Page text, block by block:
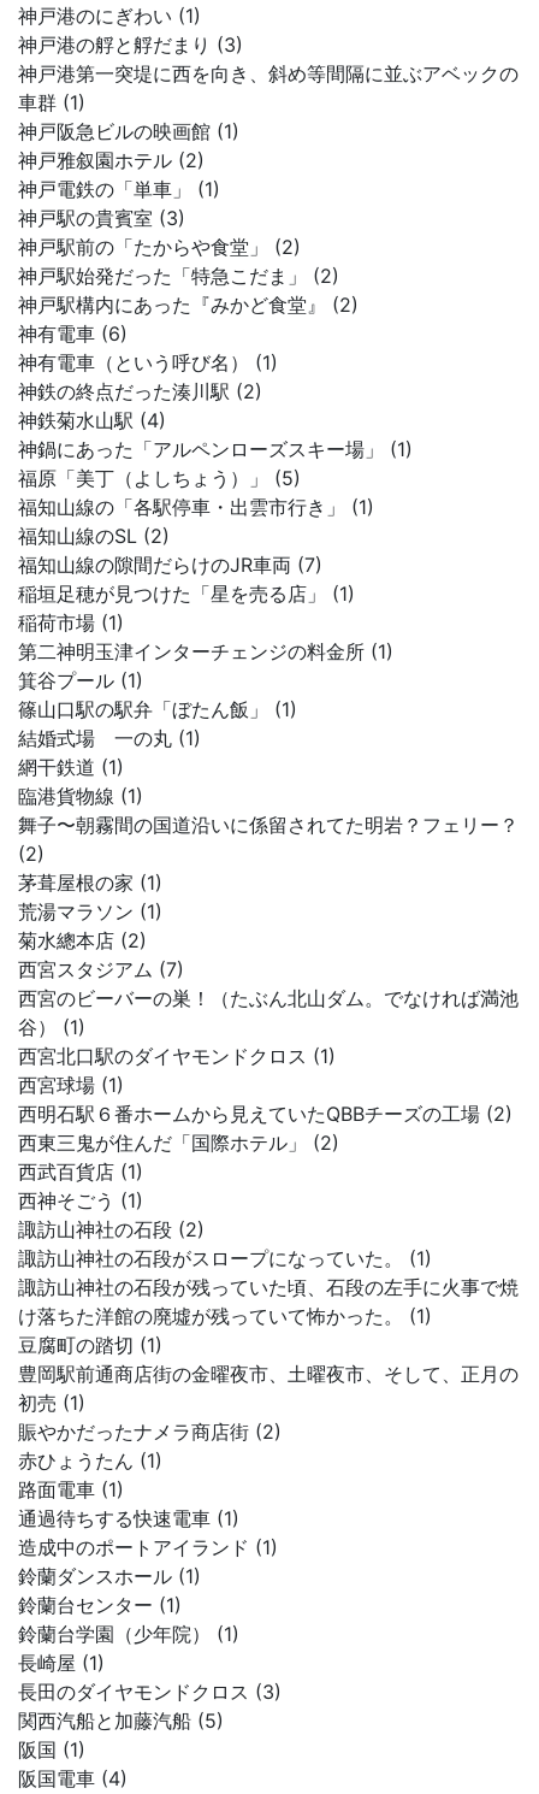
神戸港のにぎわい (1)
神戸港の艀と艀だまり (3)
神戸港第一突堤に西を向き、斜め等間隔に並ぶアベックの
車群 (1)
神戸阪急ビルの映画館 (1)
神戸雅叙園ホテル (2)
神戸電鉄の「単車」 (1)
神戸駅の貴賓室 (3)
神戸駅前の「たからや食堂」 (2)
神戸駅始発だった「特急こだま」 (2)
神戸駅構内にあった『みかど食堂』 (2)
神有電車 (6)
神有電車（という呼び名） (1)
神鉄の終点だった湊川駅 (2)
神鉄菊水山駅 (4)
神鍋にあった「アルペンローズスキー場」 (1)
福原「美丁（よしちょう）」 (5)
福知山線の「各駅停車・出雲市行き」 (1)
福知山線のSL (2)
福知山線の隙間だらけのJR車両 (7)
稲垣足穂が見つけた「星を売る店」 (1)
稲荷市場 (1)
第二神明玉津インターチェンジの料金所 (1)
箕谷プール (1)
篠山口駅の駅弁「ぼたん飯」 (1)
結婚式場 一の丸 (1)
網干鉄道 (1)
臨港貨物線 (1)
舞子〜朝霧間の国道沿いに係留されてた明岩？フェリー？
(2)
茅葺屋根の家 (1)
荒湯マラソン (1)
菊水總本店 (2)
西宮スタジアム (7)
西宮のビーバーの巣！（たぶん北山ダム。でなければ満池
谷） (1)
西宮北口駅のダイヤモンドクロス (1)
西宮球場 (1)
西明石駅６番ホームから見えていたQBBチーズの工場 (2)
西東三鬼が住んだ「国際ホテル」 (2)
西武百貨店 (1)
西神そごう (1)
諏訪山神社の石段 (2)
諏訪山神社の石段がスロープになっていた。 (1)
諏訪山神社の石段が残っていた頃、石段の左手に火事で焼
け落ちた洋館の廃墟が残っていて怖かった。 (1)
豆腐町の踏切 (1)
豊岡駅前通商店街の金曜夜市、土曜夜市、そして、正月の
初売 (1)
賑やかだったナメラ商店街 (2)
赤ひょうたん (1)
路面電車 (1)
通過待ちする快速電車 (1)
造成中のポートアイランド (1)
鈴蘭ダンスホール (1)
鈴蘭台センター (1)
鈴蘭台学園（少年院） (1)
長崎屋 (1)
長田のダイヤモンドクロス (3)
関西汽船と加藤汽船 (5)
阪国 (1)
阪国電車 (4)